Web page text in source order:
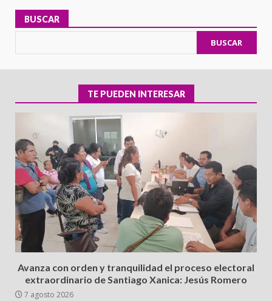
BUSCAR
BUSCAR
TE PUEDEN INTERESAR
Avanza con orden y tranquilidad el proceso electoral
extraordinario de Santiago Xanica: Jesús Romero
7 agosto 2026